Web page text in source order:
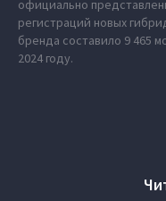
официально
регистраций новых
бренда составило 9 465
2024 году.